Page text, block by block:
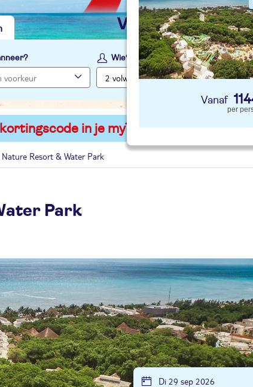
per
vind jouw ideale
Wie?
in je myTUI account
Nature Resort & Water Park
Park
Di 29 sep 2026